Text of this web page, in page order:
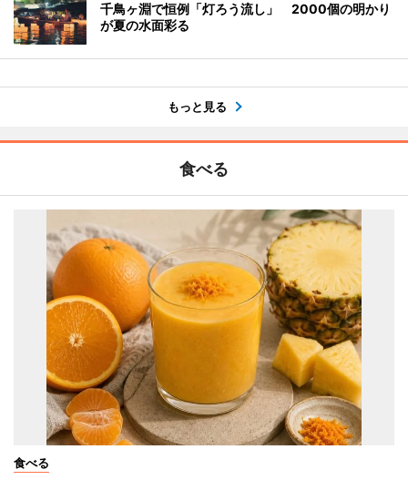
千鳥ヶ淵で恒例「灯ろう流し」 2000個の明かり
が夏の水面彩る
もっと見る
食べる
食べる